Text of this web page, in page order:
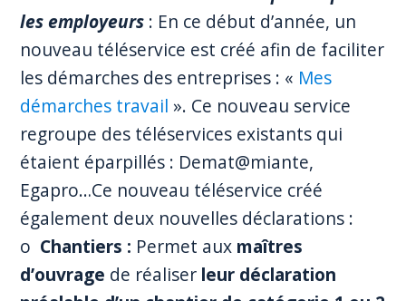
les employeurs : En ce début d’année, un
nouveau téléservice est créé afin de faciliter
les démarches des entreprises : « Mes
démarches travail ». Ce nouveau service
regroupe des téléservices existants qui
étaient éparpillés : Demat@miante,
Egapro…Ce nouveau téléservice créé
également deux nouvelles déclarations :
o Chantiers : Permet aux maîtres
d’ouvrage de réaliser leur déclaration